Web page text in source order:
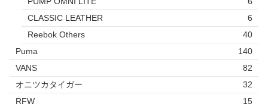
CLASSIC LEATHER
6
Reebok Others
40
Puma
140
VANS
82
オニツカタイガー
32
RFW
15